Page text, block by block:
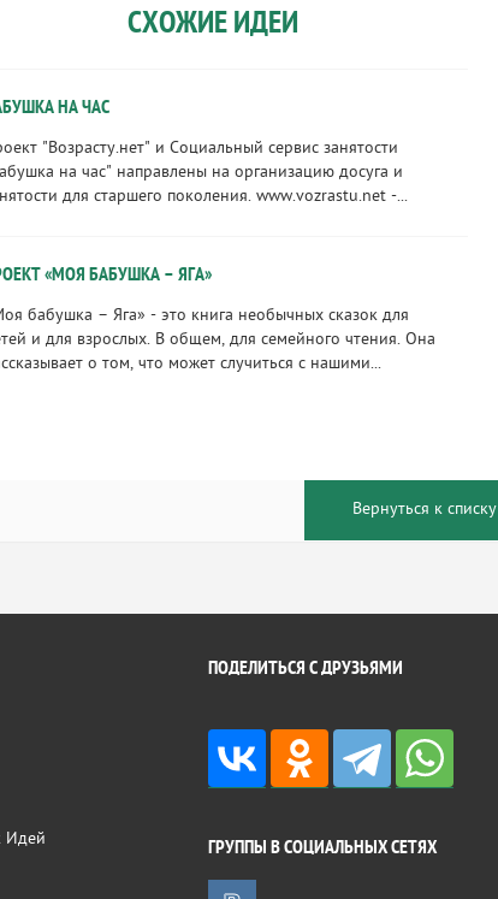
СХОЖИЕ ИДЕИ
НА ЧАС
"Возрасту.нет" и Социальный сервис занятости
на час" направлены на организацию досуга и
для старшего поколения. www.vozrastu.net -...
«МОЯ БАБУШКА – ЯГА»
бабушка – Яга» - это книга необычных сказок для
и для взрослых. В общем, для семейного чтения. Она
о том, что может случиться с нашими...
Вернуться к списку
Идей
ПОДЕЛИТЬСЯ С ДРУЗЬЯМИ
ГРУППЫ В СОЦИАЛЬНЫХ СЕТЯХ